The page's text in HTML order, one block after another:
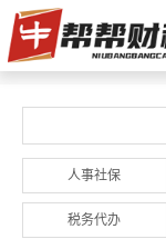
人事社保
税务代办